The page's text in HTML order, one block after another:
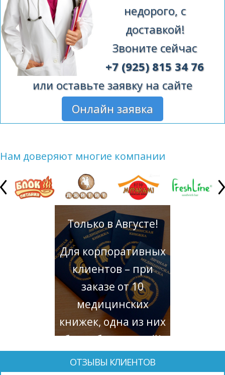
недорого, с
доставкой!
Звоните сейчас
+7 (925) 815 34 76
или оставьте заявку на сайте
Онлайн заявка
Нам доверяют многие компании
Только в Августе!
Для корпоративных
клиентов – при
заказе от 10
медицинских
книжек, одна из них
будет бесплатной!
ОТЗЫВЫ КЛИЕНТОВ